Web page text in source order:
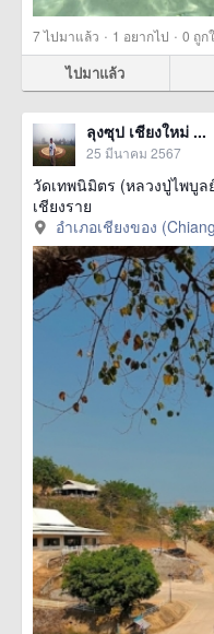
7ไปมาแล้ว · 1 อยากไป · 0 ถูก
ไปมาแล้ว
ลุงซุป เชียงใหม่ ...
25 มีนาคม 2567
วัดเทพนิมิตร (หลวงปู่ไพบู
เชียงราย
อำเภอเชียงของ